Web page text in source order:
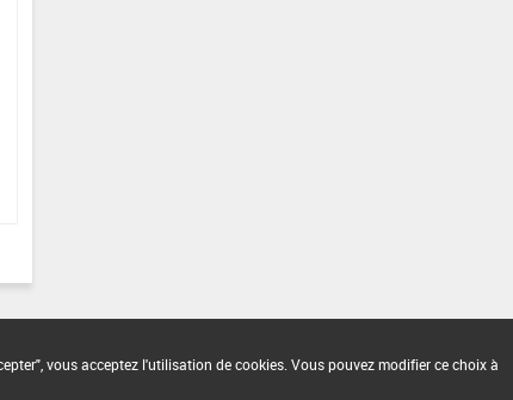
vous acceptez l'utilisation de cookies. Vous pouvez modifier ce choix à